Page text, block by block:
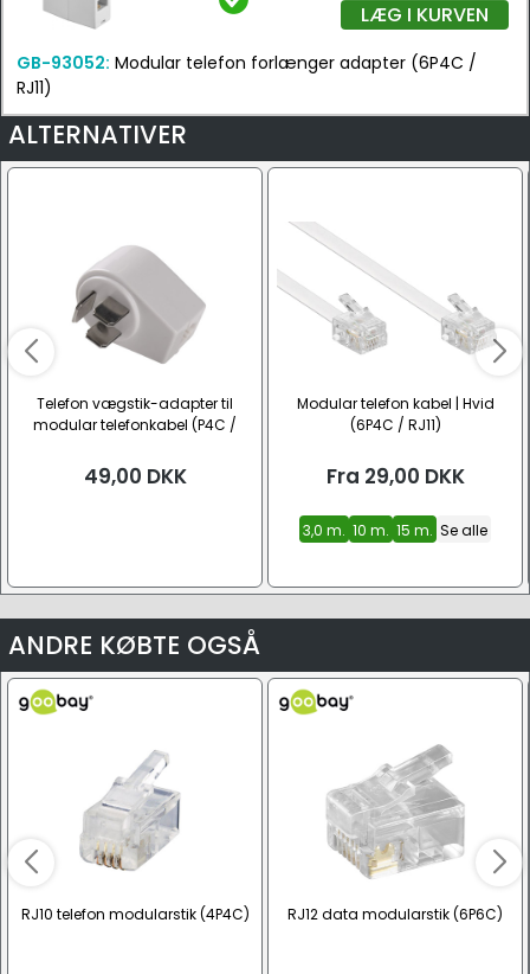
LÆG I KURVEN
GB-93052: Modular telefon forlænger adapter (6P4C /
RJ11)
ALTERNATIVER
Telefon vægstik-adapter til
modular telefonkabel (P4C /
49,00 DKK
Modular telefon kabel | Hvid
(6P4C / RJ11)
Fra 29,00 DKK
3,0 m. 10 m. 15 m. Se alle
ANDRE KØBTE OGSÅ
RJ10 telefon modularstik (4P4C) RJ12 data modularstik (6P6C)